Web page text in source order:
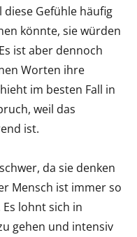
Gefühle häufig
könnte, sie würden
ist aber dennoch
Worten ihre
im besten Fall in
weil das
ist.
da sie denken
Mensch ist immer so
lohnt sich in
gehen und intensiv